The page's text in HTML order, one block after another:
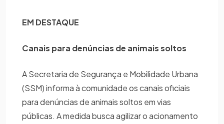
EM DESTAQUE
Canais para denúncias de animais soltos
A Secretaria de Segurança e Mobilidade Urbana
(SSM) informa à comunidade os canais oficiais
para denúncias de animais soltos em vias
públicas. A medida busca agilizar o acionamento